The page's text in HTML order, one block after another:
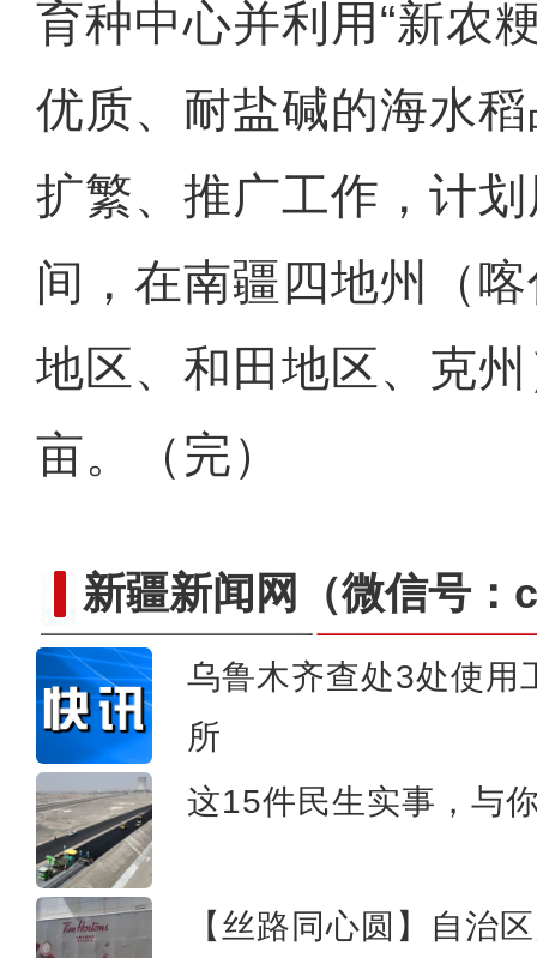
育种中心并利用“新农
优质、耐盐碱的海水
扩繁、推广工作，计
间，在南疆四地州（
地区、和田地区、克
亩。（完）
新疆新闻网 （微信号
乌鲁木齐查处3处使用
所
这15件民生实事，与
【丝路同心圆】自治
实拍新疆兵团昆玉市：荒